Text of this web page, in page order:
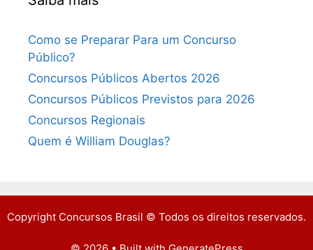
Como se Preparar Para um Concurso
Público?
Concursos Públicos Abertos 2026
Concursos Públicos Previstos para 2026
Concursos Regionais
Quem é William Douglas?
Copyright Concursos Brasil © Todos os direitos reservados.